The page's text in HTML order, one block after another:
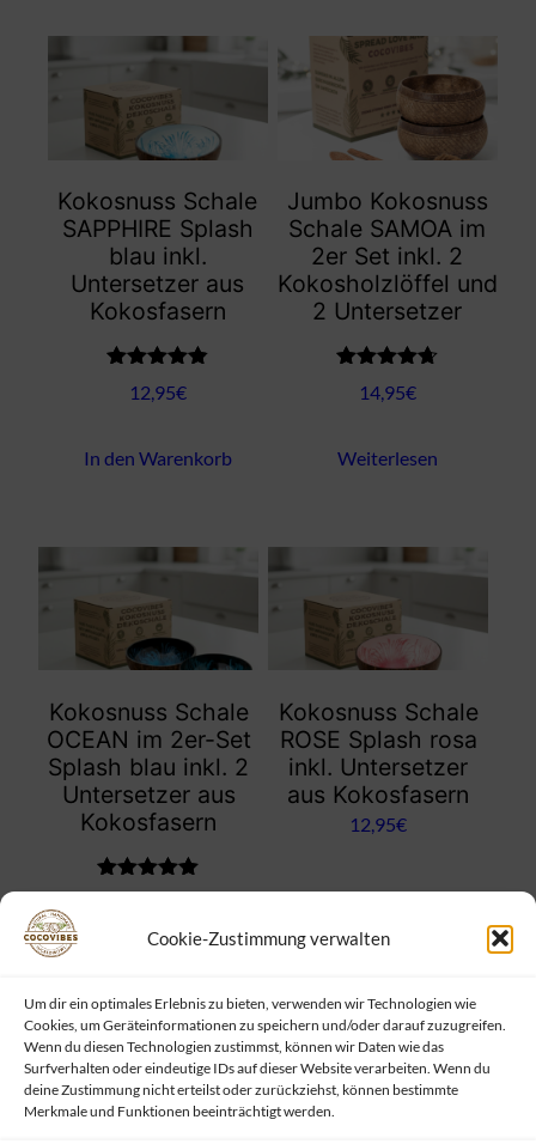
Cookie-Zustimmung verwalten
Um dir ein optimales Erlebnis zu bieten, verwenden wir Technologien wie
Cookies, um Geräteinformationen zu speichern und/oder darauf zuzugreifen.
Wenn du diesen Technologien zustimmst, können wir Daten wie das
Surfverhalten oder eindeutige IDs auf dieser Website verarbeiten. Wenn du
deine Zustimmung nicht erteilst oder zurückziehst, können bestimmte
Merkmale und Funktionen beeinträchtigt werden.
Kokosnuss Schale
SAPPHIRE Splash
blau inkl.
Untersetzer aus
Kokosfasern
Bewertet
mit4.80
12,95€
In den Warenkorb
Jumbo Kokosnuss
Schale SAMOA im
2er Set inkl. 2
Kokosholzlöffel und
2 Untersetzer
Bewertet
mit4.67
14,95€
Weiterlesen
Kokosnuss Schale
OCEAN im 2er-Set
Splash blau inkl. 2
Untersetzer aus
Kokosfasern
Bewertet mit
Kokosnuss Schale
ROSE Splash rosa
inkl. Untersetzer
aus Kokosfasern
12,95€